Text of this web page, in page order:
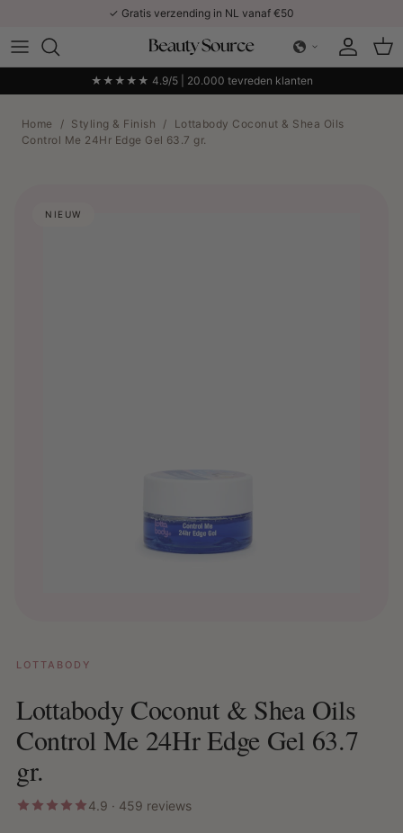
✓ Gratis verzending in NL vanaf €50
Account
★★★★★ 4.9/5 | 20.000 tevreden klanten
Home / Styling & Finish /
Lottabody Coconut & Shea Oils
Control Me 24Hr Edge Gel 63.7 gr.
NIEUW
LOTTABODY
Lottabody Coconut & Shea Oils
Control Me 24Hr Edge Gel 63.7
gr.
4.9 · 459 reviews